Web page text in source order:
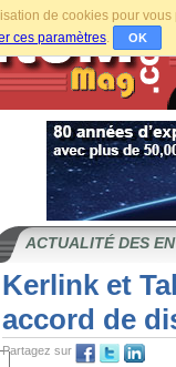
de cookies pour
ces paramètres. OK
ACTUALITÉ DES
Kerlink et
accord de
Partagez sur